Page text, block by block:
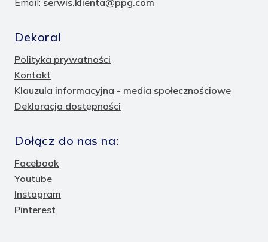
Email: serwis.klienta@ppg.com
Dekoral
Polityka prywatności
Kontakt
Klauzula informacyjna - media społecznościowe
Deklaracja dostępności
Dołącz do nas na:
Facebook
Youtube
Instagram
Pinterest